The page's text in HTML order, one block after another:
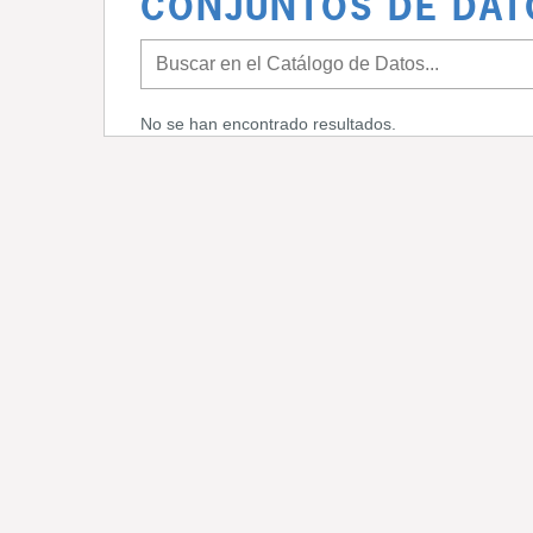
CONJUNTOS DE
No se han encontrado resultados.